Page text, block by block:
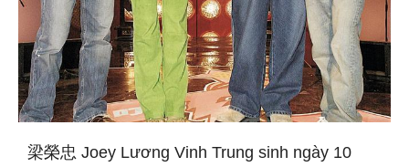
梁榮忠 Joey Lương Vinh Trung sinh ngày 10